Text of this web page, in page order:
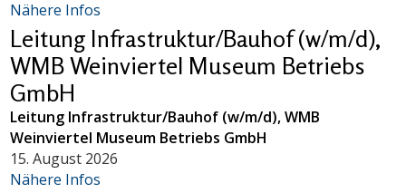
Nähere Infos
Leitung Infrastruktur/Bauhof (w/m/d),
WMB Weinviertel Museum Betriebs
GmbH
Leitung Infrastruktur/Bauhof (w/m/d), WMB
Weinviertel Museum Betriebs GmbH
15. August 2026
Nähere Infos